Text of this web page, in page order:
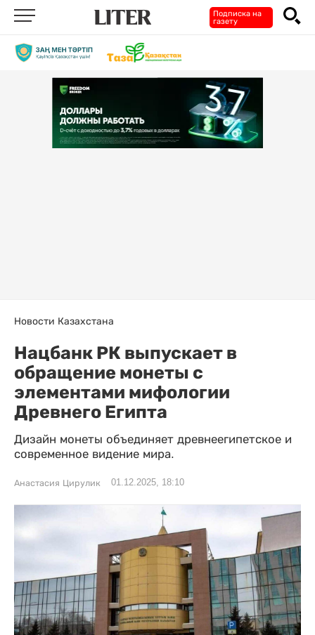
Подписка на
газету
Новости Казахстана
Нацбанк РК выпускает в
обращение монеты с
элементами мифологии
Древнего Египта
Дизайн монеты объединяет древнеегипетское и
современное видение мира.
Анастасия Цирулик 01.12.2025, 18:10